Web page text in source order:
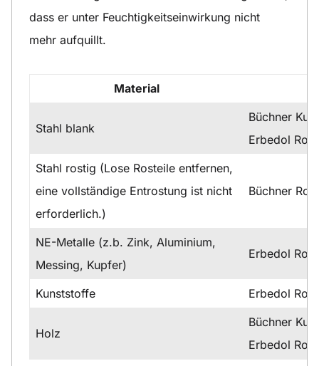
dass er unter Feuchtigkeitseinwirkung nicht
mehr aufquillt.
Material
Stahl blank
Büchner
Erbedol
Stahl rostig (Lose Rosteile entfernen,
eine vollständige Entrostung ist nicht
erforderlich.)
Büchner
NE-Metalle (z.b. Zink, Aluminium,
Messing, Kupfer)
Erbedol
Kunststoffe Erbedol
Holz
Büchner
Erbedol